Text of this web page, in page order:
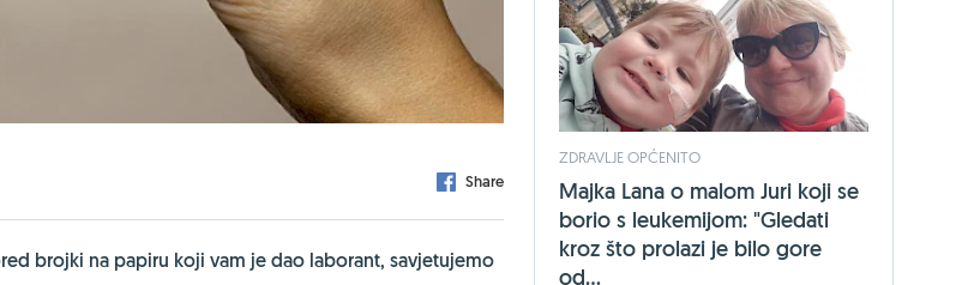
Share
brojki na papiru koji vam je dao laborant, savjetujemo
ZDRAVLJE OPĆENITO
Majka Lana o malom Juri koji se
borio s leukemijom: "Gledati
kroz što prolazi je bilo gore
od...